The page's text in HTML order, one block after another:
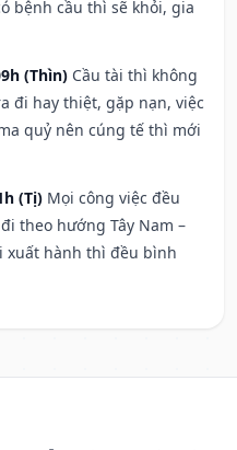
bệnh cầu thì sẽ khỏi, gia
(Thìn) Cầu tài thì không
đi hay thiệt, gặp nạn, việc
quỷ nên cúng tế thì mới
(Tị) Mọi công việc đều
theo hướng Tây Nam –
xuất hành thì đều bình